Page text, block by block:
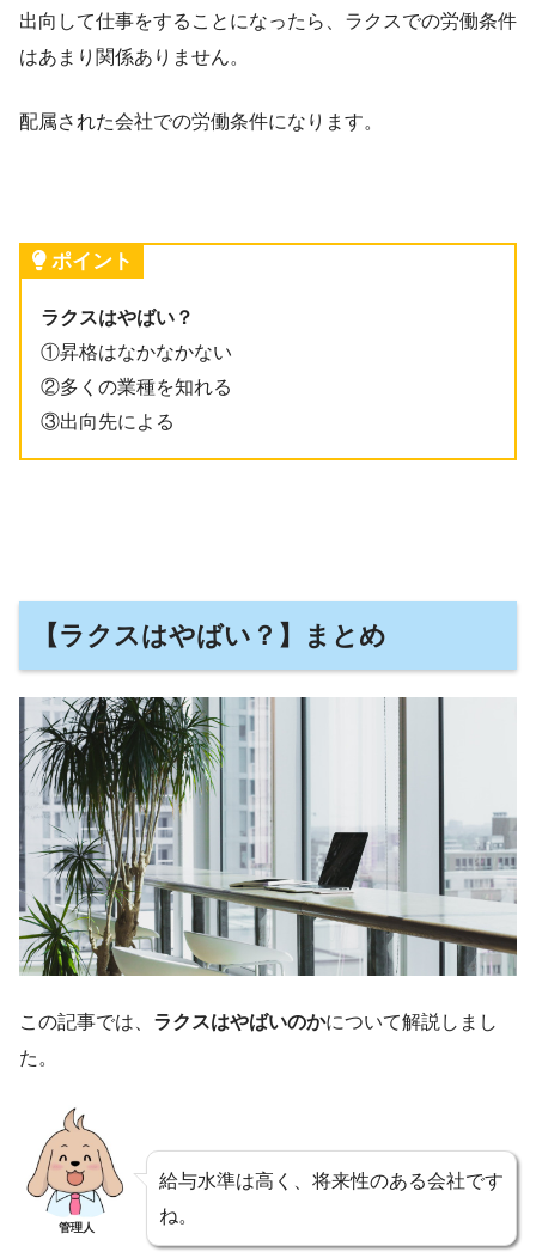
出向して仕事をすることになったら、ラクスでの労働条件
はあまり関係ありません。
配属された会社での労働条件になります。
ポイント
ラクスはやばい？
①昇格はなかなかない
②多くの業種を知れる
③出向先による
【ラクスはやばい？】まとめ
この記事では、 ラクスはやばいのかについて解説しまし
た。
管理人
給与水準は高く、将来性のある会社です
ね。